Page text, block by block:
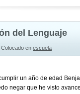
del Lenguaje
Colocado en escuela
un año de edad
negar que he visto